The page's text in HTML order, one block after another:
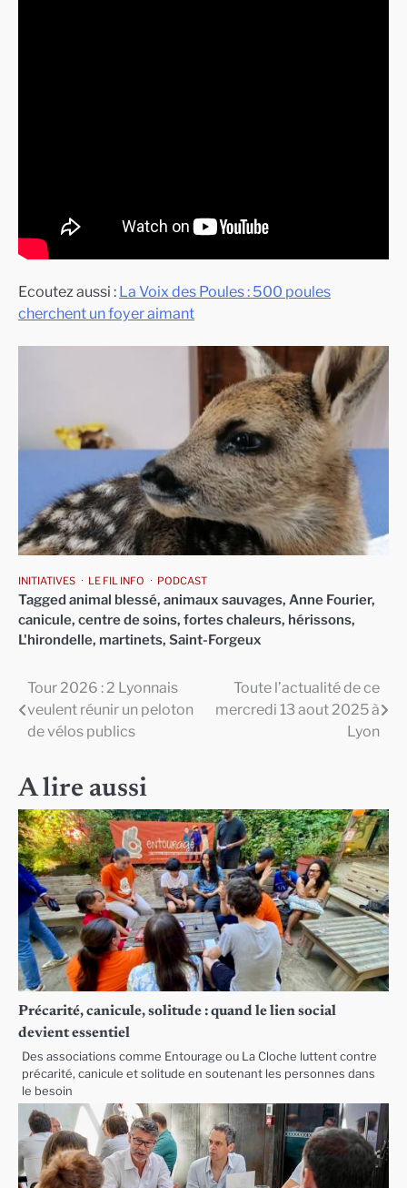
Ecoutez aussi : La Voix des Poules : 500 poules
cherchent un foyer aimant
INITIATIVES LE FIL INFO PODCAST
Tagged animal blessé, animaux sauvages, Anne Fourier,
canicule, centre de soins, fortes chaleurs, hérissons,
L'hirondelle, martinets, Saint-Forgeux
Navigation
de
Tour 2026 : 2 Lyonnais
veulent réunir un peloton
de vélos publics
Toute l’actualité de ce
mercredi 13 aout 2025 à
Lyon
A lire aussi
Précarité, canicule, solitude : quand le lien social
devient essentiel
Des associations comme Entourage ou La Cloche luttent contre
précarité, canicule et solitude en soutenant les personnes dans
le besoin